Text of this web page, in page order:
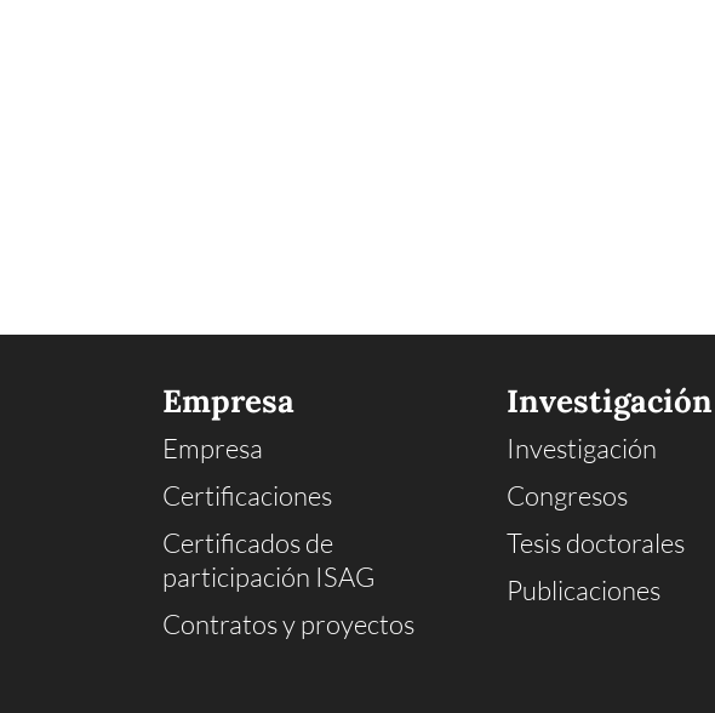
Empresa
Empresa
Certificaciones
Certificados de
participación ISAG
Contratos y proyectos
Investigación
Investigación
Congresos
Tesis doctorales
Publicaciones